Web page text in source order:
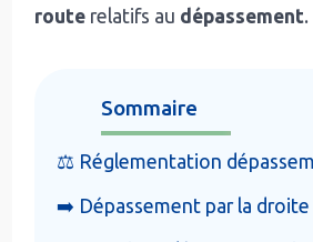
route relatifs au dépassement.
Sommaire
⚖️ Réglementation
➡️ Dépassement par la droite